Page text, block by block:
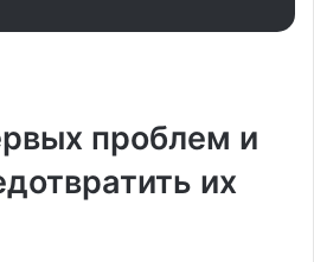
проблем и
их